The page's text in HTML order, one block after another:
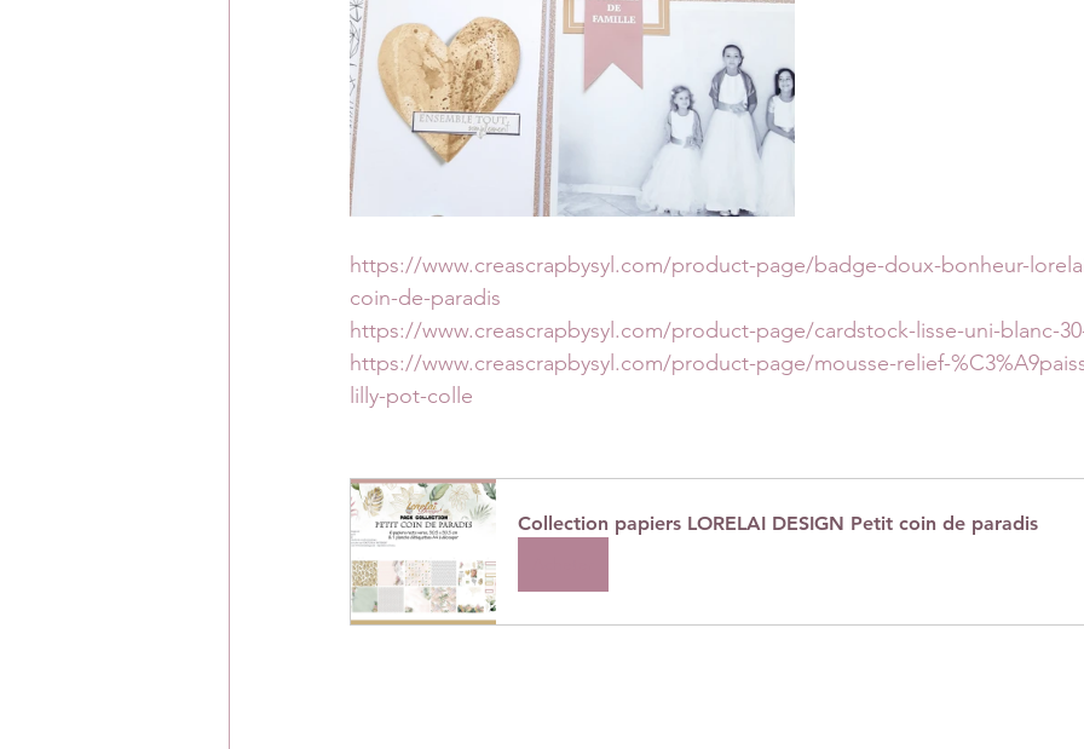
https://www.creascrapbysyl.com/product-page/badge-doux-bonheur-
coin-de-paradis
https://www.creascrapbysyl.com/product-page/cardstock-lisse-uni-blanc-
https://www.creascrapbysyl.com/product-page/mousse-relief-
lilly-pot-colle
Collection papiers LORELAI DESIGN Petit coin de paradis